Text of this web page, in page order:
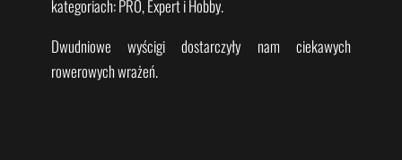
kategoriach: PRO, Expert i Hobby.
Dwudniowe wyścigi dostarczyły nam ciekawych
rowerowych wrażeń.